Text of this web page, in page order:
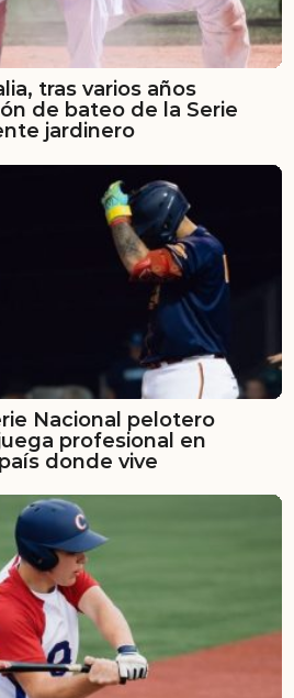
tras varios años
de bateo de la Serie
jardinero
Nacional pelotero
profesional en
donde vive